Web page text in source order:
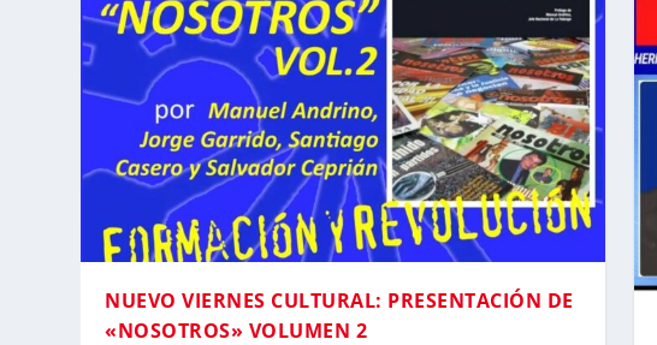
NUEVO VIERNES CULTURAL: PRESENTACIÓN DE
«NOSOTROS» VOLUMEN 2